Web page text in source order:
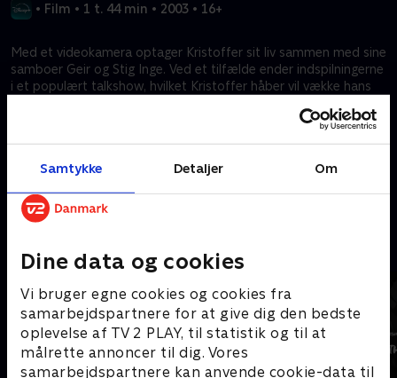
Samtykke Detaljer Om
Dine data og cookies
Vi bruger egne cookies og cookies fra
samarbejdspartnere for at give dig den bedste
oplevelse af TV 2 PLAY, til statistik og til at
målrette annoncer til dig. Vores
samarbejdspartnere kan anvende cookie-data til
• Film • 1 t. 44 min • 2003 • 16+
Med et videokamera optager Kristoffer sit liv sammen med sine
samboer Geir og Stig Inge. Ved et tilfælde ender indspilningerne
i et populært talkshow, hvilket Kristoffer håber vil vække hans
stiger, og de får en ny roommate ved navn Henriette, begynder
Kræver tilkøb
Mere indhold fra Disney+